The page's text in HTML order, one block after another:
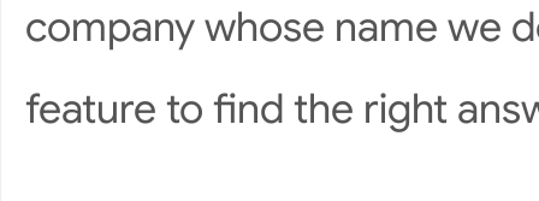
company whose name we
feature to find the right